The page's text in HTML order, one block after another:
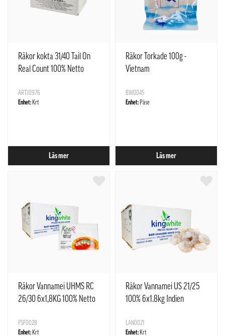
Räkor kokta 31/40 Tail On
Real Count 100% Netto
ART10976
Enhet: Krt
Läs mer
Räkor Torkade 100g -
Vietnam
BW0045
Enhet: Påse
Läs mer
Räkor Vannamei UHMS RC
26/30 6x1,8KG 100% Netto
FSF0028
Enhet: Krt
Räkor Vannamei US 21/25
100% 6x1.8kg Indien
LAN0021
Enhet: Krt